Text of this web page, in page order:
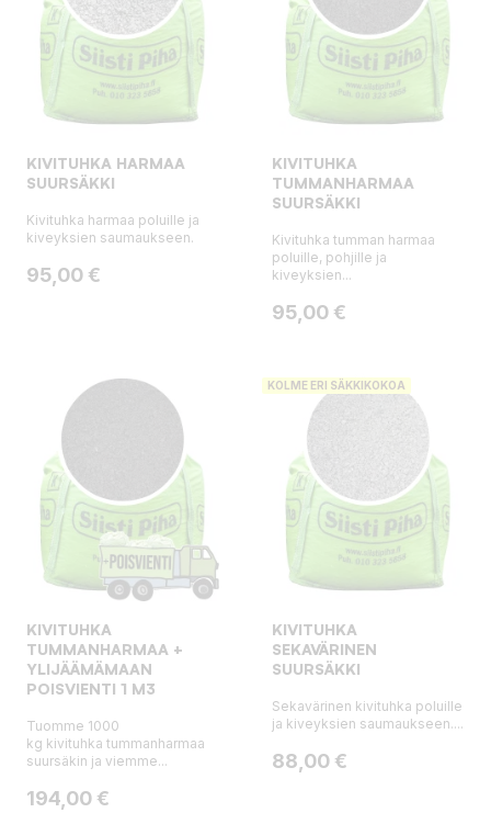
KIVITUHKA HARMAA
SUURSÄKKI
Kivituhka harmaa poluille ja
kiveyksien saumaukseen.
Hinta
95,00 €
KIVITUHKA
TUMMANHARMAA
SUURSÄKKI
Kivituhka tumman harmaa
poluille, pohjille ja
kiveyksien...
Hinta
95,00 €
KIVITUHKA
TUMMANHARMAA +
YLIJÄÄMÄMAAN
POISVIENTI 1 M3
Tuomme 1000
kg kivituhka tummanharmaa
suursäkin ja viemme...
Hinta
194,00 €
KOLME ERI SÄKKIKOKOA
KIVITUHKA
SEKAVÄRINEN
SUURSÄKKI
Sekavärinen kivituhka poluille
ja kiveyksien saumaukseen....
Hinta
88,00 €